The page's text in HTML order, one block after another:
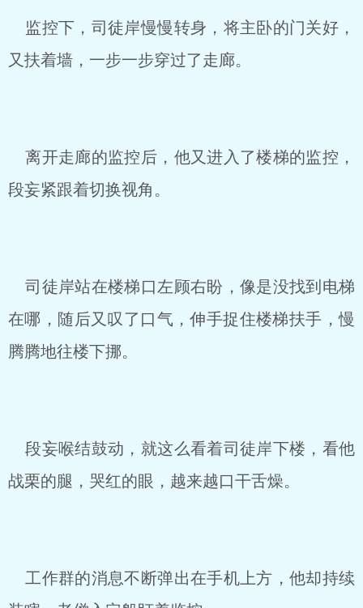
监控下，司徒岸慢慢转身，将主卧的门关好，
又扶着墙，一步一步穿过了走廊。
离开走廊的监控后，他又进入了楼梯的监控，
段妄紧跟着切换视角。
司徒岸站在楼梯口左顾右盼，像是没找到电梯
在哪，随后又叹了口气，伸手捉住楼梯扶手，慢
腾腾地往楼下挪。
段妄喉结鼓动，就这么看着司徒岸下楼，看他
战栗的腿，哭红的眼，越来越口干舌燥。
工作群的消息不断弹出在手机上方，他却持续